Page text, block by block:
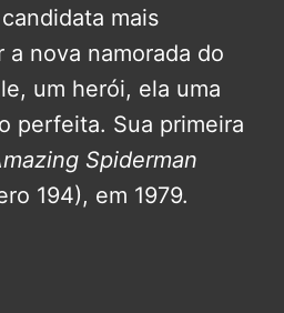
mais
a nova namorada do
um herói, ela uma
perfeita. Sua primeira
Spiderman
194), em 1979.